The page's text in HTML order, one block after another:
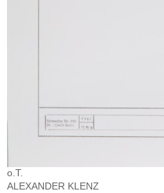
o.T.
ALEXANDER KLENZ